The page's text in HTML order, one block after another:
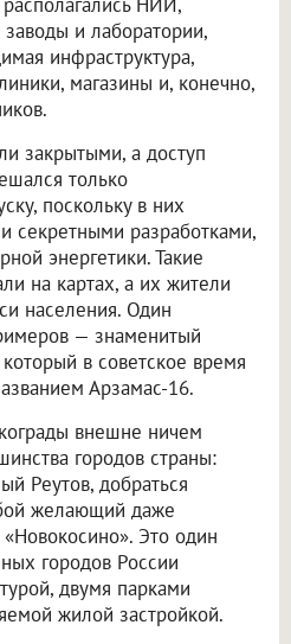
и лаборатории,
инфраструктура,
магазины и, конечно,
закрытыми, а доступ
только
поскольку в них
секретными разработками,
энергетики. Такие
на картах, а их жители
населения. Один
— знаменитый
в советское время
Арзамас-16.
внешне ничем
городов страны:
Реутов, добраться
желающий даже
Это один
городов России
двумя парками
жилой застройкой.